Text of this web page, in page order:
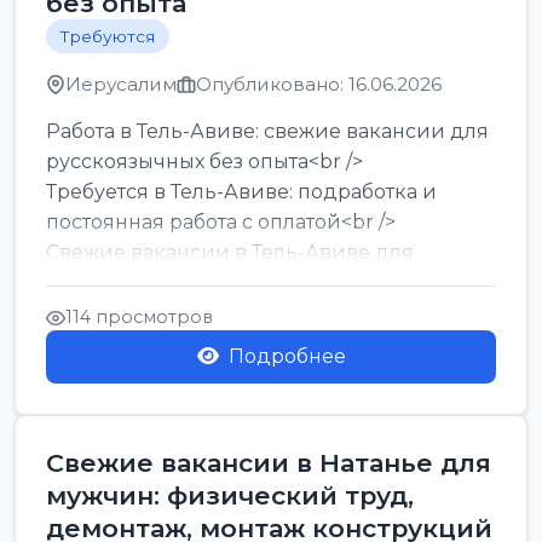
Требуются
Иерусалим Опубликовано: 16.06.2026
Работа в Тель-Авиве: свежие вакансии для
русскоязычных без опыта<br />
Требуется в Тель-Авиве: подработка и
постоянная работа с оплатой<br />
Свежие вакансии в Тель-Авиве для
мужчин и женщин от хозя...
114 просмотров
Подробнее
Свежие вакансии в Натанье для
мужчин: физический труд,
демонтаж, монтаж конструкций